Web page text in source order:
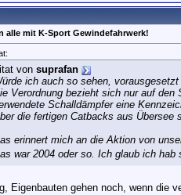
alle mit K-Sport Gewindefahrwerk!
von suprafan
ich auch so sehen,
Verordnung bezieht sich nur auf
Schalldämpfer eine
die fertigen Catbacks aus Übersee
erinnert mich an die Aktion von
war 2004 oder so. Ich glaub ich
Eigenbauten gehen noch, wenn die